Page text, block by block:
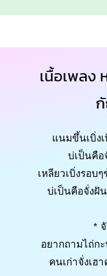
เนื้อเพลง
แนมขึ้นเบิ่ง
บ่เป็นคือ
เหลียวเบิ่งรอบ
บ่เป็นคือจั่งฝั
*
อยากถามไถ่ก
คนเก่าจั่งเฮ